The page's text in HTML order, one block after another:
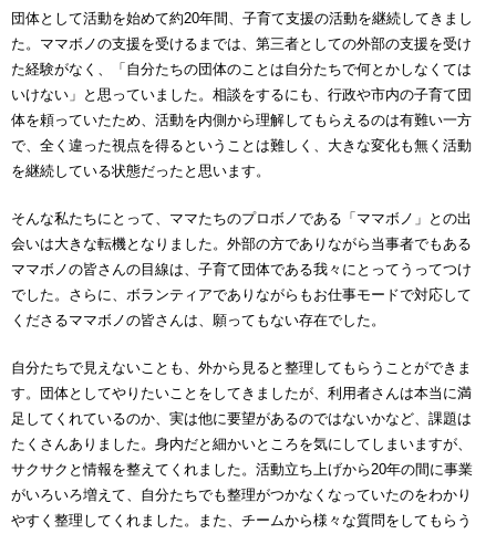
団体として活動を始めて約20年間、子育て支援の活動を継続してきまし
た。ママボノの支援を受けるまでは、第三者としての外部の支援を受け
た経験がなく、「自分たちの団体のことは自分たちで何とかしなくては
いけない」と思っていました。相談をするにも、行政や市内の子育て団
体を頼っていたため、活動を内側から理解してもらえるのは有難い一方
で、全く違った視点を得るということは難しく、大きな変化も無く活動
を継続している状態だったと思います。
そんな私たちにとって、ママたちのプロボノである「ママボノ」との出
会いは大きな転機となりました。外部の方でありながら当事者でもある
ママボノの皆さんの目線は、子育て団体である我々にとってうってつけ
でした。さらに、ボランティアでありながらもお仕事モードで対応して
くださるママボノの皆さんは、願ってもない存在でした。
自分たちで見えないことも、外から見ると整理してもらうことができま
す。団体としてやりたいことをしてきましたが、利用者さんは本当に満
足してくれているのか、実は他に要望があるのではないかなど、課題は
たくさんありました。身内だと細かいところを気にしてしまいますが、
サクサクと情報を整えてくれました。活動立ち上げから20年の間に事業
がいろいろ増えて、自分たちでも整理がつかなくなっていたのをわかり
やすく整理してくれました。また、チームから様々な質問をしてもらう